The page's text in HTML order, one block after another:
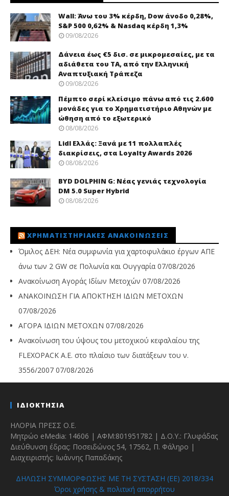
Wall: Άνω του 3% κέρδη, Dow άνοδο 0,28%,
S&P 500 0,62% & Nasdaq κέρδη 1,3%
09/08/2026
Δάνεια έως €5 δισ. σε μικρομεσαίες, με τα
αδιάθετα του ΤΑ, από την Ελληνική
Αναπτυξιακή Τράπεζα
09/08/2026
Πέμπτο σερί κλείσιμο πάνω από τις 2.600
μονάδες για το Χρηματιστήριο Αθηνών με
ώθηση από το εξωτερικό
08/08/2026
Lidl Ελλάς: Ξανά με 11 πολλαπλές
διακρίσεις, στα Loyalty Awards 2026
08/08/2026
BYD DOLPHIN G: Νέας γενιάς τεχνολογία
DM 5.0 Super Hybrid
08/08/2026
ΧΡΗΜΑΤΙΣΤΗΡΙΑΚΈΣ ΑΝΑΚΟΙΝΏΣΕΙΣ
Όμιλος ΔΕΗ: Νέα συμφωνία για χαρτοφυλάκιο έργων ΑΠΕ
άνω των 2 GW σε Πολωνία και Ουγγαρία 07/08/2026
Ανακοίνωση Αγοράς Ιδίων Μετοχών 07/08/2026
ΑΝΑΚΟΙΝΩΣΗ ΓΙΑ ΑΠΟΚΤΗΣΗ ΙΔΙΩΝ ΜΕΤΟΧΩΝ
07/08/2026
ΑΓΟΡΑ ΙΔΙΩΝ ΜΕΤΟΧΩΝ 07/08/2026
Ανακοίνωση του ύψους του μετοχικού κεφαλαίου της
FLEXOPACK A.E. στο πλαίσιο των διατάξεων του ν.
3556/2007 07/08/2026
ΙΔΙΟΚΤΗΣΙΑ
ΗΛΟΡΙΑ ΠΡΕΣΣ Ο.Ε.
Μητρώο eMedia: 14606 | ΑΦΜ:801951782 | Δ.Ο.Υ.: Γλυφάδας
Διεύθυνση έδρας: Ποσειδώνος 54, 17562, Π. Φάληρο |
Διαχειριστής: Ιωάννης Παπαδάκης
ΔΗΛΩΣΗ ΣΥΜΜΟΡΦΩΣΗΣ ΜΕ ΤΗ ΣΥΣΤΑΣΗ (ΕΕ) 2018/334
Όροι χρήσης & πολιτική απορρήτου